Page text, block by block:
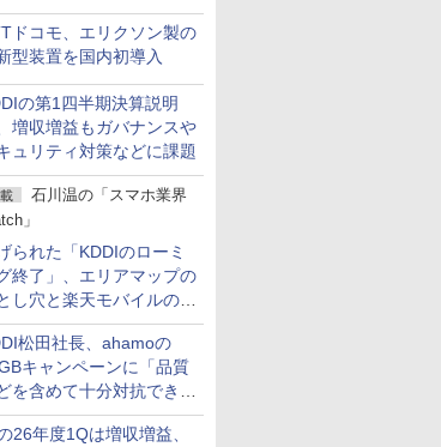
ドコモ、エリクソン製の
型装置を国内初導入
の第1四半期決算説明
増収増益もガバナンスや
ュリティ対策などに課題
石川温の「スマホ業界
」
られた「KDDIのローミ
終了」、エリアマップの
し穴と楽天モバイルの課
松田社長、ahamoの
キャンペーンに「品質
を含めて十分対抗でき
26年度1Qは増収増益、